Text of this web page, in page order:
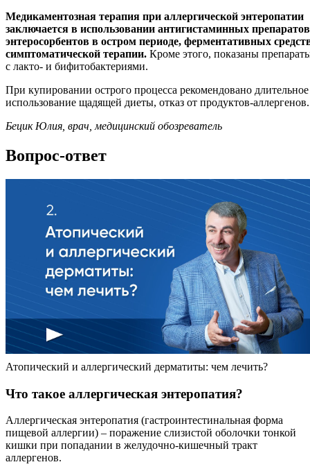
Медикаментозная терапия при аллергической энтеропатии
заключается в использовании антигистаминных
энтеросорбентов в остром периоде, ферментативных
симптоматической терапии. Кроме этого, показаны
с лакто- и бифитобактериями.
При купировании острого процесса рекомендовано длительное
использование щадящей диеты, отказ от продуктов-аллергенов.
Бецик Юлия, врач, медицинский обозреватель
Вопрос-ответ
Атопический и аллергический дерматиты: чем лечить?
Что такое аллергическая энтеропатия?
Аллергическая энтеропатия (гастроинтестинальная форма
пищевой аллергии) – поражение слизистой оболочки тонкой
кишки при попадании в желудочно-кишечный тракт
аллергенов.